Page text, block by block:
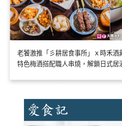
老饕激推「彡耕居食事所」ｘ時禾酒
特色梅酒搭配職人串燒，解鎖日式居